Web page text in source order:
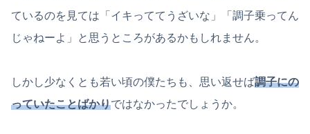
ているのを見ては「イキっててうざいな」「調子乗ってん
じゃねーよ」と思うところがあるかもしれません。
しかし少なくとも若い頃の僕たちも、思い返せば調子にの
っていたことばかりではなかったでしょうか。